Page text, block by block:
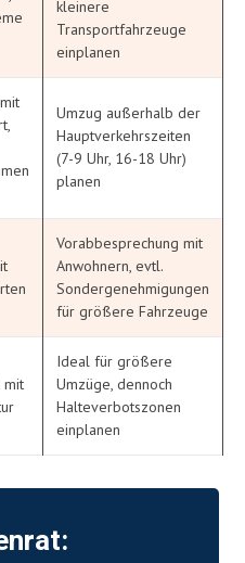
kleinere
Transportfahrzeuge
einplanen
Umzug außerhalb der
Hauptverkehrszeiten
(7-9 Uhr, 16-18 Uhr)
planen
Vorabbesprechung mit
Anwohnern, evtl.
Sondergenehmigungen
für größere Fahrzeuge
mit
Ideal für größere
Umzüge, dennoch
Halteverbotszonen
einplanen